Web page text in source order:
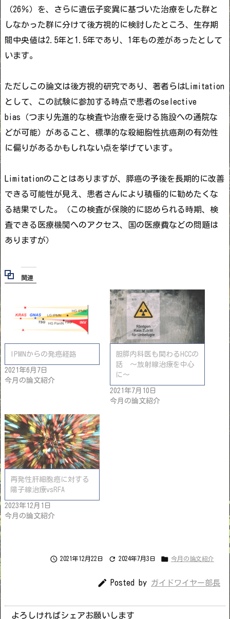
（26％）を、さらに遺伝子変異に基づいた治療をした群と
しなかった群に分けて後方視的に検討したところ、生存期
間中央値は2.5年と1.5年であり、1年もの差があったとして
います。
ただしこの論文は後方視的研究であり、著者らはLimitation
として、
この試験に参加する時点で患者のselective
bias（つまり先進的な検査や治療を受ける施設への通院な
どが可能）があること、標準的な殺細胞性抗癌剤の有効性
に偏りがあるかもしれない点を挙げています。
Limitationのことはありますが、膵癌の予後を長期的に改善
できる可能性が見え、患者さんにより積極的に勧めたくな
る結果でした。（この検査が保険的に認められる時期、検
査できる医療機関へのアクセス、国の医療費などの問題は
ありますが）
関連
IPMNからの発癌経路
2021年6月7日
今月の論文紹介
胆膵内科医も関わるHCCの
話 〜放射線治療を中心
に〜
2021年7月10日
今月の論文紹介
再発性肝細胞癌に対する
陽子線治療vsRFA
2023年12月1日
今月の論文紹介
 2021年12月22日  2024年7月3日  今月の論文紹介
 Posted by ガイドワイヤー部長
よろしければシェアお願いします